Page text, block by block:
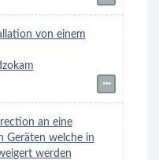
von einem
an eine
Geräten welche in
werden